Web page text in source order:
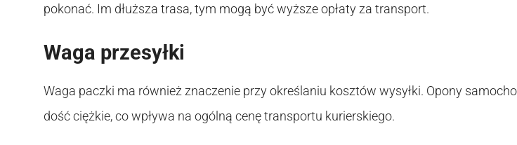
pokonać. Im dłuższa trasa, tym mogą być wyższe opłaty za transport.
Waga przesyłki
Waga paczki ma również znaczenie przy określaniu kosztów wysyłki. Opony
dość ciężkie, co wpływa na ogólną cenę transportu kurierskiego.